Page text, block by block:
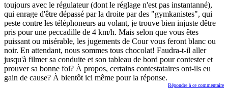
toujours avec le régulateur (dont le réglage n'est pas instantanné),
qui enrage d'être dépassé par la droite par des "gymkanistes", qui
peste contre les téléphoneurs au volant, je trouve bien injuste dêtre
pris pour une peccadille de 4 km/h. Mais selon que vous êtes
puissant ou misérable, les jugements de Cour vous feront blanc ou
noir. En attendant, nous sommes tous chocolat! Faudra-t-il aller
jusqu'à filmer sa conduite et son tableau de bord pour contester et
prouver sa bonne foi? À propos, certains contestataires ont-ils eu
gain de cause? À bientôt ici même pour la réponse.
Répondre à ce commentaire